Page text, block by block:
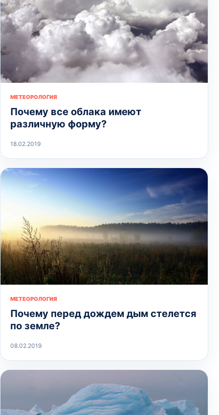
МЕТЕОРОЛОГИЯ
Почему все облака имеют
различную форму?
18.02.2019
МЕТЕОРОЛОГИЯ
Почему перед дождем дым стелется
по земле?
08.02.2019